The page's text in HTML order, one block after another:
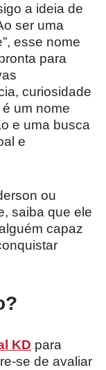
a ideia de
ser uma
esse nome
para
curiosidade
um nome
e uma busca
e
ou
saiba que ele
capaz
KD para
se de avaliar